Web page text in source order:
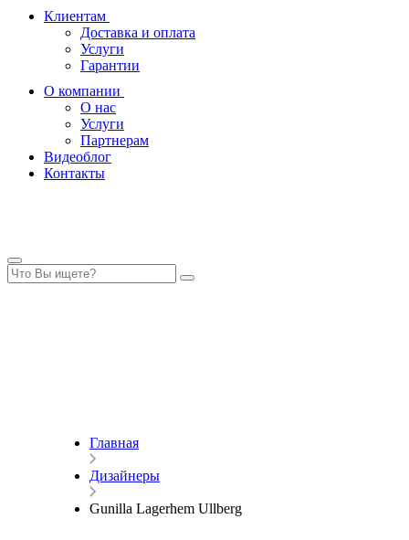
Клиентам
Доставка и оплата
Услуги
Гарантии
О компании
О нас
Услуги
Партнерам
Видеоблог
Контакты
Главная
Дизайнеры
Gunilla Lagerhem Ullberg